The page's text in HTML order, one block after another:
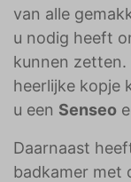
van alle
u nodig heeft
kunnen zetten.
heerlijke kopje
u een Senseo
Daarnaast
badkamer met